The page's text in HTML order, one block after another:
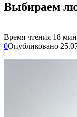
Выбираем
Время чтения 18
0Опубликовано